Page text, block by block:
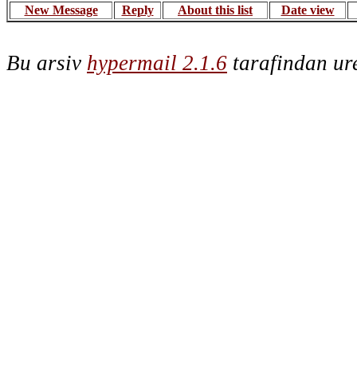
New Message Reply About this list Date view
Bu arsiv hypermail 2.1.6 tarafindan